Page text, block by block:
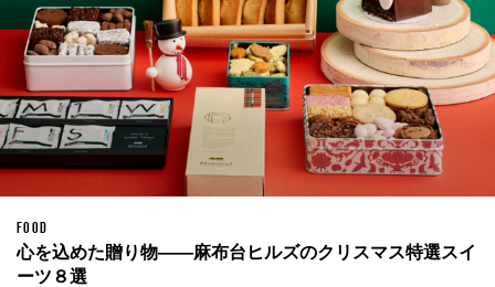
FOOD
心を込めた贈り物——麻布台ヒルズのクリスマス特選スイ
ーツ８選